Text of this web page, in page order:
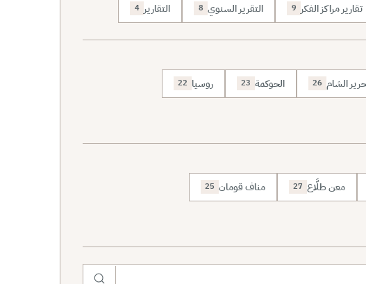
تقارير مراكز الفكر 9 التقرير السنوي 8 التقارير 4
الشام 26 الحوكمة 23 روسيا 22
معن طلَّاع 27 مناف قومان 25